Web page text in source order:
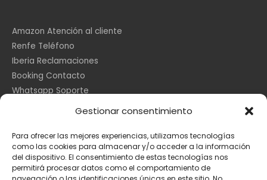
Gestionar consentimiento
Para ofrecer las mejores experiencias, utilizamos tecnologías
como las cookies para almacenar y/o acceder a la información
del dispositivo. El consentimiento de estas tecnologías nos
permitirá procesar datos como el comportamiento de
Amazon Atención al cliente
Renfe Teléfono
Iberia Reclamaciones
Booking Contacto
Whatsapp Soporte
Información Legal